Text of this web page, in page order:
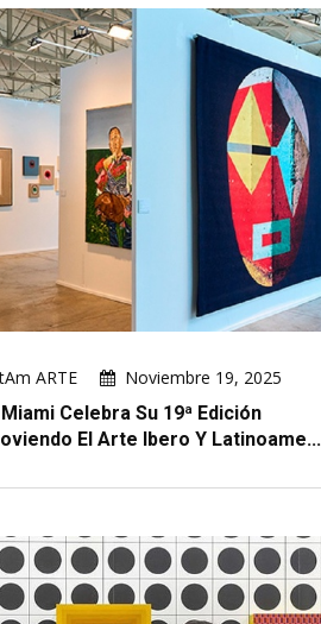
ARTE
Noviembre 19, 2025
Celebra Su 19ª Edición
El Arte Ibero Y Latinoame...